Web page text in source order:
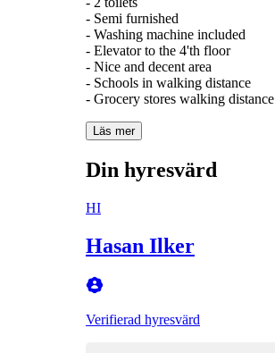
- Semi furnished
- Washing machine included
- Elevator to the 4'th floor
- Nice and decent area
- Schools in walking distance
- Grocery stores walking distance
Läs mer
Din hyresvärd
HI
Hasan Ilker
Verifierad hyresvärd